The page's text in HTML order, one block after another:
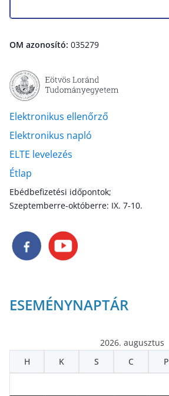
OM azonosító: 035279
Elektronikus ellenőrző
Elektronikus napló
ELTE levelezés
Étlap
Ebédbefizetési időpontok;
Szeptemberre-októberre: IX. 7-10.
ESEMÉNYNAPTÁR
2026. augusztus
H
K S C P